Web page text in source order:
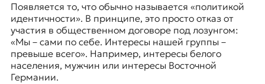
Появляется то, что обычно называется «политикой
идентичности». В принципе, это просто отказ от
участия в общественном договоре под лозунгом:
«Мы – сами по себе. Интересы нашей группы –
превыше всего». Например, интересы белого
населения, мужчин или интересы Восточной
Германии.